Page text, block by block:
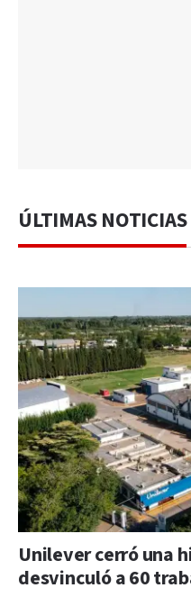
ÚLTIMAS NOTICIAS
Unilever cerró una
desvinculó a 60